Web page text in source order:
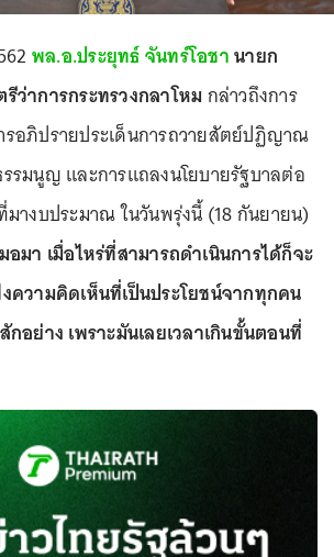
พล.อ.ประยุทธ์ จันทร์โอชานายก
ว่าการกระทรวงกลาโหม กล่าวถึงการ
อภิปรายประเด็นการถวายสัตย์ปฏิญาณ
รมนูญ และการแถลงนโยบายรัฐบาลต่อ
างบประมาณ ในวันพรุ่งนี้ (18 กันยายน)
มา เมื่อไหร่ที่สามารถดำเนินการได้ก็จะ
ความคิดเห็นที่เป็นประโยชน์จากทุกคน
กอย่าง เพราะมันเลยเวลาเกินขั้นตอนที่